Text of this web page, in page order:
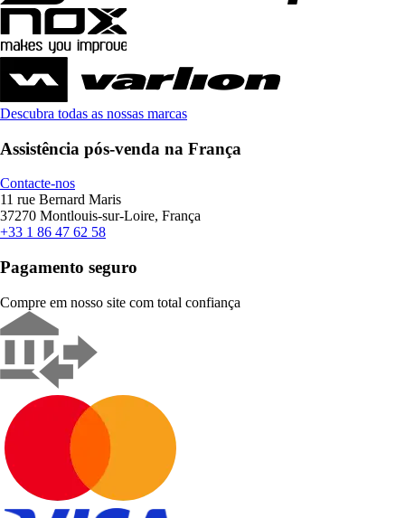
Descubra todas as nossas marcas
Assistência pós-venda na França
Contacte-nos
11 rue Bernard Maris
37270 Montlouis-sur-Loire, França
+33 1 86 47 62 58
Pagamento seguro
Compre em nosso site com total confiança